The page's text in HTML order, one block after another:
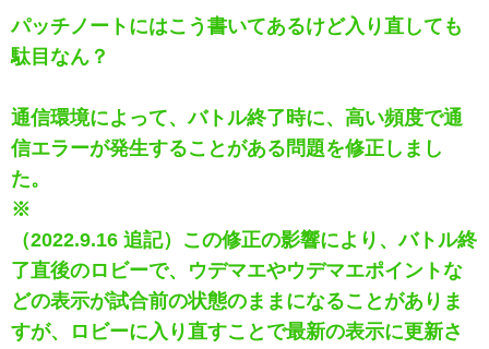
パッチノートにはこう書いてあるけど入り直しても
駄目なん？
通信環境によって、バトル終了時に、高い頻度で通
信エラーが発生することがある問題を修正しまし
た。
※
（2022.9.16 追記）この修正の影響により、バトル終
了直後のロビーで、ウデマエやウデマエポイントな
どの表示が試合前の状態のままになることがありま
すが、ロビーに入り直すことで最新の表示に更新さ